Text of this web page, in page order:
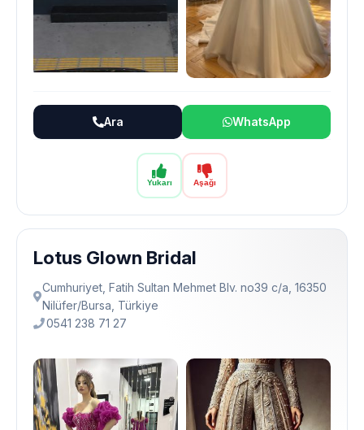
Yukarı Aşağı
Ara WhatsApp
Lotus Glown Bridal
Cumhuriyet, Fatih Sultan Mehmet Blv. no39 c/a, 16350
Ni̇lüfer/Bursa, Türkiye
0541 238 71 27